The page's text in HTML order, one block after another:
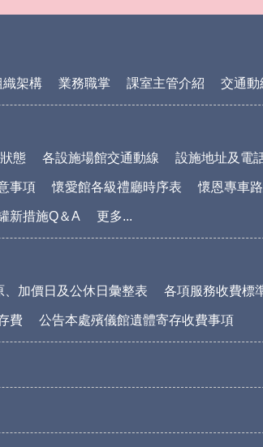
織架構 業務職掌 課室主管介紹 交通動
態 各設施場館交通動線 設施地址及電
事項 懷愛館各級禮廳時序表 懷恩專車
新措施Q＆A 更多...
、加價日及公休日彙整表 各項服務收費標
費 公告本處殯儀館遺體寄存收費事項